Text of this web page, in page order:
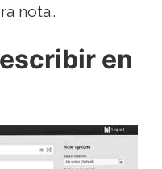
nota..
en